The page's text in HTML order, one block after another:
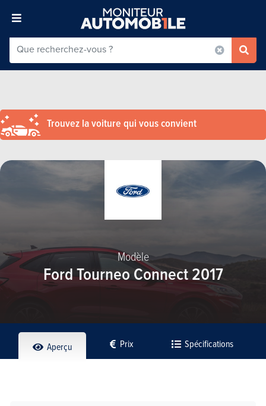
Trouvez la voiture qui vous convient
Modèle
Ford Tourneo Connect 2017
Aperçu Prix Spécifications